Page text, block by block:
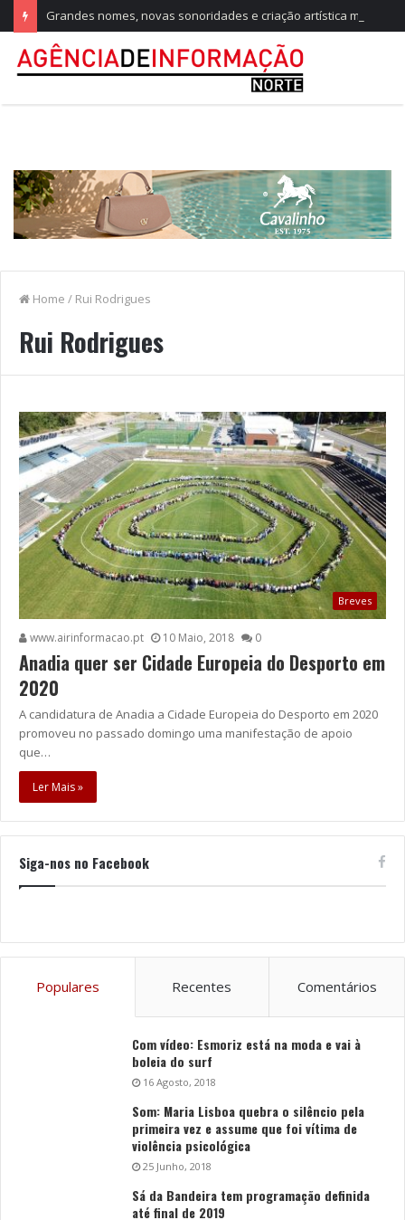
Home / Rui Rodrigues
Rui Rodrigues
Breves
www.airinformacao.pt 10 Maio, 2018 0
Anadia quer ser Cidade Europeia do Desporto em
2020
A candidatura de Anadia a Cidade Europeia do Desporto em 2020
promoveu no passado domingo uma manifestação de apoio
que…
Ler Mais »
Siga-nos no Facebook
Populares Recentes Comentários
Com vídeo: Esmoriz está na moda e vai à
boleia do surf
16 Agosto, 2018
Som: Maria Lisboa quebra o silêncio pela
primeira vez e assume que foi vítima de
violência psicológica
25 Junho, 2018
Sá da Bandeira tem programação definida
até final de 2019